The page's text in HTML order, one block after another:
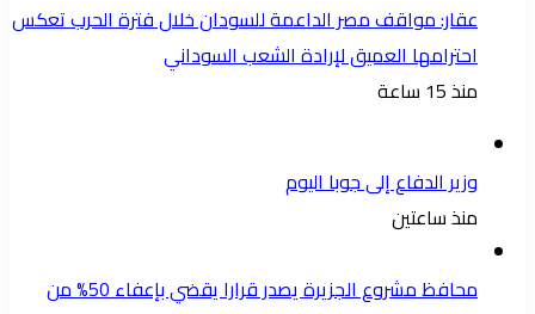
توهموا
يستطيعون
إخضاع
السودان،
أنفسهم
كجرذان
عقار: مواقف مصر الداعمة للسودان خلال فترة الحرب تعكس
احترامها العميق لإرادة الشعب السوداني
منذ 15 ساعة
وزير الدفاع إلى جوبا اليوم
منذ ساعتين
محافظ مشروع الجزيرة يصدر قرارا يقضي بإعفاء 50% من